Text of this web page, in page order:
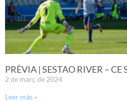
PRÈVIA | SESTAO RIVER – CE
2 de març de 2024
Leer más »